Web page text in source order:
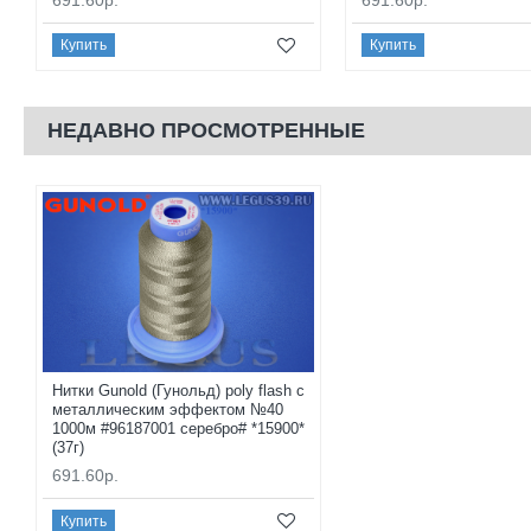
Купить Купить
НЕДАВНО ПРОСМОТРЕННЫЕ
Нитки Gunold (Гунольд) poly flash с
металлическим эффектом №40
1000м #96187001 серебро# *15900*
(37г)
691.60р.
Купить